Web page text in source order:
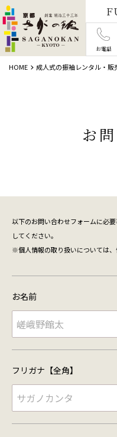
お電話
HOME 成人式の振袖レンタル・
お
以下のお問い合わせフォームに必
してください。
※個人情報の取り扱いについては、
お名前
フリガナ【全角】